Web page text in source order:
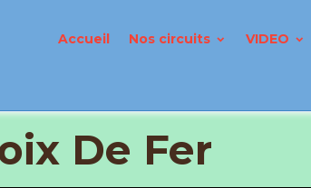
Accueil Nos circuits VIDEO
De Fer